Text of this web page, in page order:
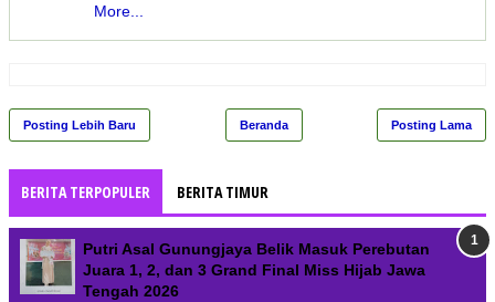
More...
Posting Lebih Baru Posting Lama
Beranda
BERITA TERPOPULER BERITA TIMUR
Putri Asal Gunungjaya Belik Masuk Perebutan
Juara 1, 2, dan 3 Grand Final Miss Hijab Jawa
Tengah 2026